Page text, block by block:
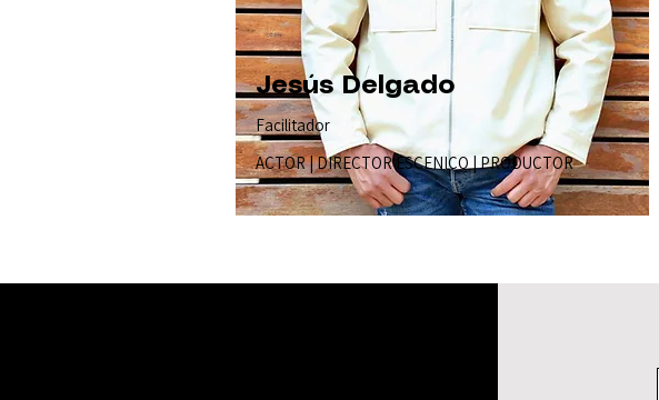
Jesús Delgado
Facilitador
ACTOR | DIRECTOR ESCENICO | PRODUCTOR